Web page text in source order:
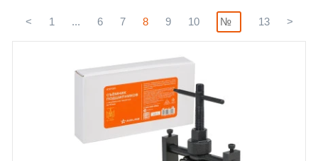
< 1 ... 6 7 8 9 10 13 >